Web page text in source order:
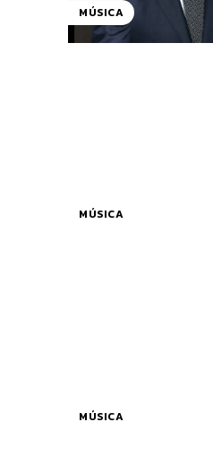
MÚSICA
MÚSICA
MÚSICA